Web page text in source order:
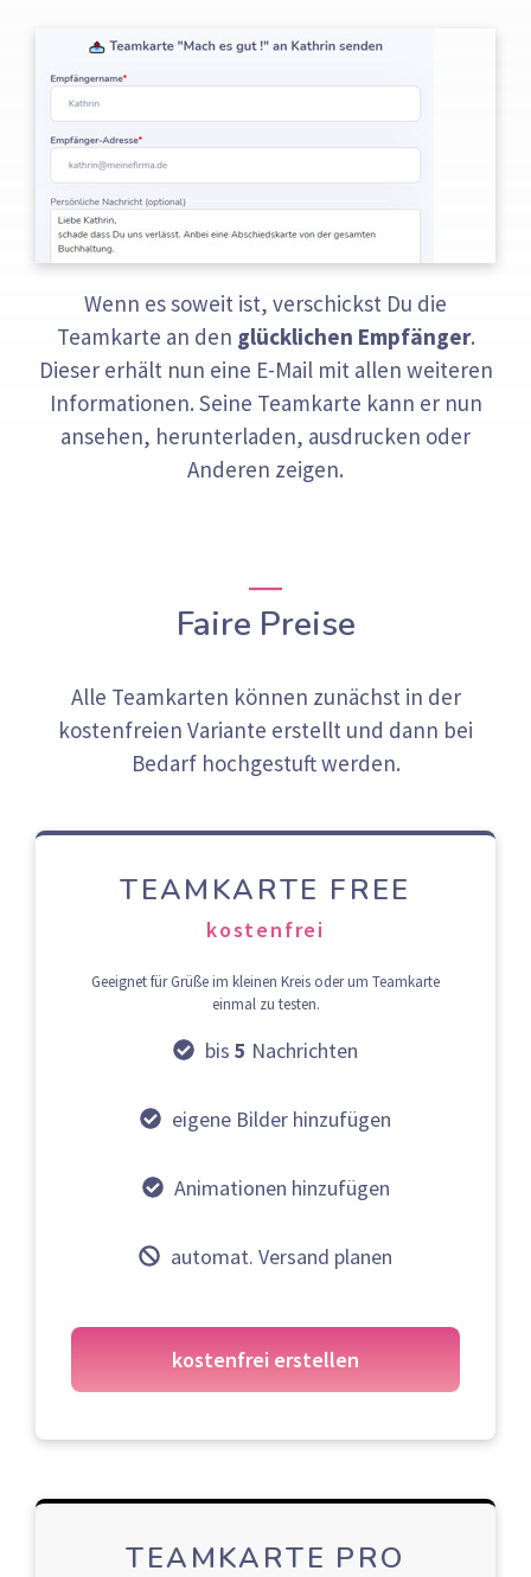
Wenn es soweit ist, verschickst Du die
Teamkarte an den glücklichen Empfänger.
Dieser erhält nun eine E-Mail mit allen weiteren
Informationen. Seine Teamkarte kann er nun
ansehen, herunterladen, ausdrucken oder
Anderen zeigen.
Faire Preise
Alle Teamkarten können zunächst in der
kostenfreien Variante erstellt und dann bei
Bedarf hochgestuft werden.
TEAMKARTE FREE
kostenfrei
Geeignet für Grüße im kleinen Kreis oder um Teamkarte
einmal zu testen.
bis 5 Nachrichten
eigene Bilder hinzufügen
Animationen hinzufügen
automat. Versand planen
kostenfrei erstellen
TEAMKARTE PRO